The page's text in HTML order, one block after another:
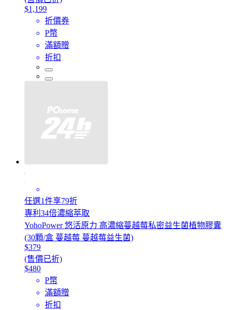
$1,199
折價券
P幣
滿額贈
折扣
任選1件享79折
專利34倍濃縮萃取
YohoPower 悠活原力 高濃縮蔓越莓私密益生菌植物膠囊
(30顆/盒 蔓越莓 蔓越莓益生菌)
$379
(售價已折)
$480
P幣
滿額贈
折扣